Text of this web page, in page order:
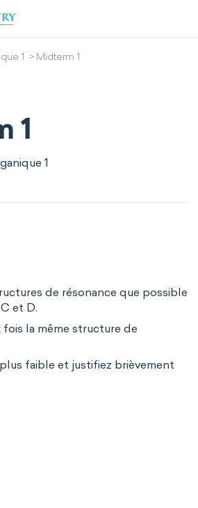
1 Midterm 1
1
1
de résonance que possible
et D.
fois la même structure de
faible et justifiez brièvement